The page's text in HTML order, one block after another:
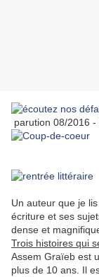
parution 08/2016 -
Un auteur que je
écriture et ses
dense et
Trois histoires qui
Assem Graïeb est
plus de 10 ans. Il